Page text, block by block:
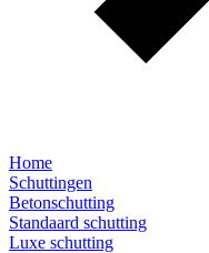
Home
Schuttingen
Betonschutting
Standaard schutting
Luxe schutting